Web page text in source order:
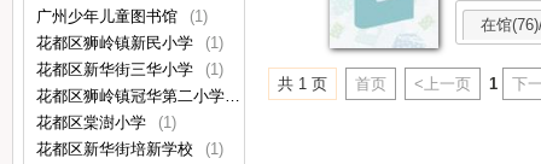
广州少年儿童图书馆
(1)
花都区狮岭镇新民小学
(1)
花都区新华街三华小学
(1)
花都区狮岭镇冠华第二小学
花都区棠澍小学
(1)
花都区新华街培新学校
(1)
在馆
共 1 页 首页 <上一页 1 下